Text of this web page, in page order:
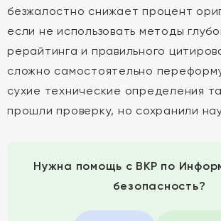
безжалостно снижает процент
если не использовать методы
рерайтинга и правильного
сложно самостоятельно
сухие технические определения
прошли проверку, но сохранили
Нужна помощь с ВКР по
безопасность?